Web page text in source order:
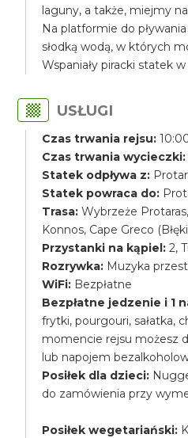
laguny, a także, miejmy
Na platformie do
słodką wodą, w których
Wspaniały piracki statek
USŁUGI
Czas trwania rejsu:
Czas trwania wycieczki:
Statek odpływa z:
Statek powraca do:
Trasa: Wybrzeże
Konnos, Cape Greco
Przystanki na kąpiel: 2,
Rozrywka: Muzyka
WiFi: Bezpłatne
Bezpłatne jedzenie i 1
frytki, pourgouri, sałatka,
momencie rejsu możesz
lub napojem
Posiłek dla dzieci:
do zamówienia przy
Posiłek wegetariański: